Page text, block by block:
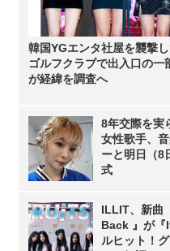
韓国YGエンタ社屋を襲撃
ゴルフクラブで出入口の一
が経緯を調査へ
8年交際を実
女性歌手、
ーと明日（8
式
ILLIT、新曲
Back 』が『
ルヒット！